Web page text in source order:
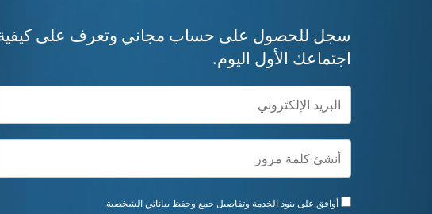
سجل للحصول على حساب مجاني وتعرف على كيفية
اجتماعك الأول اليوم.
أوافق علىبنود الخدمة وتفاصيل جمع وحفظ بياناتي الشخصية.